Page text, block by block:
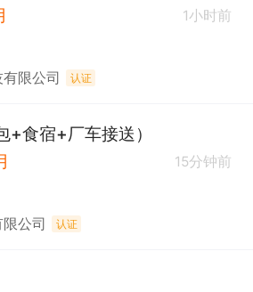
1小时前
限公司 认证
+食宿+厂车接送）
15分钟前
公司 认证